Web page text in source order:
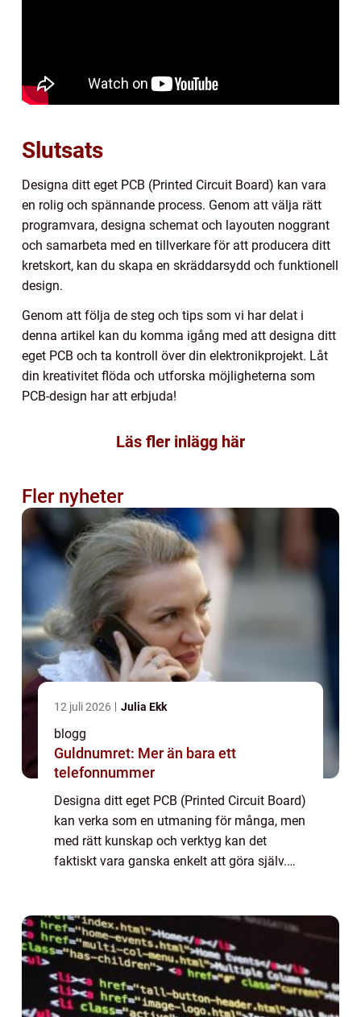
Slutsats
Designa ditt eget PCB (Printed Circuit Board) kan vara
en rolig och spännande process. Genom att välja rätt
programvara, designa schemat och layouten noggrant
och samarbeta med en tillverkare för att producera ditt
kretskort, kan du skapa en skräddarsydd och funktionell
design.
Genom att följa de steg och tips som vi har delat i
denna artikel kan du komma igång med att designa ditt
eget PCB och ta kontroll över din elektronikprojekt. Låt
din kreativitet flöda och utforska möjligheterna som
PCB-design har att erbjuda!
Läs fler inlägg här
Fler nyheter
12 juli 2026 Julia Ekk
blogg
Guldnumret: Mer än bara ett
telefonnummer
Designa ditt eget PCB (Printed Circuit Board)
kan verka som en utmaning för många, men
med rätt kunskap och verktyg kan det
faktiskt vara ganska enkelt att göra själv.